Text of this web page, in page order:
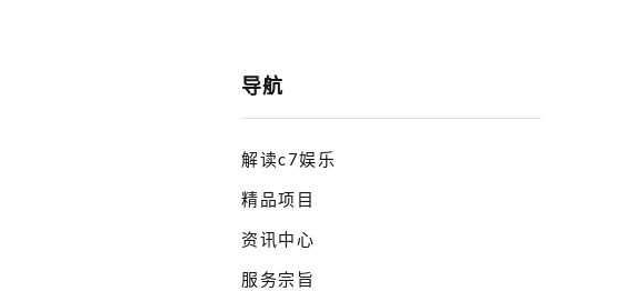
导航
解读c7娱乐
精品项目
资讯中心
服务宗旨